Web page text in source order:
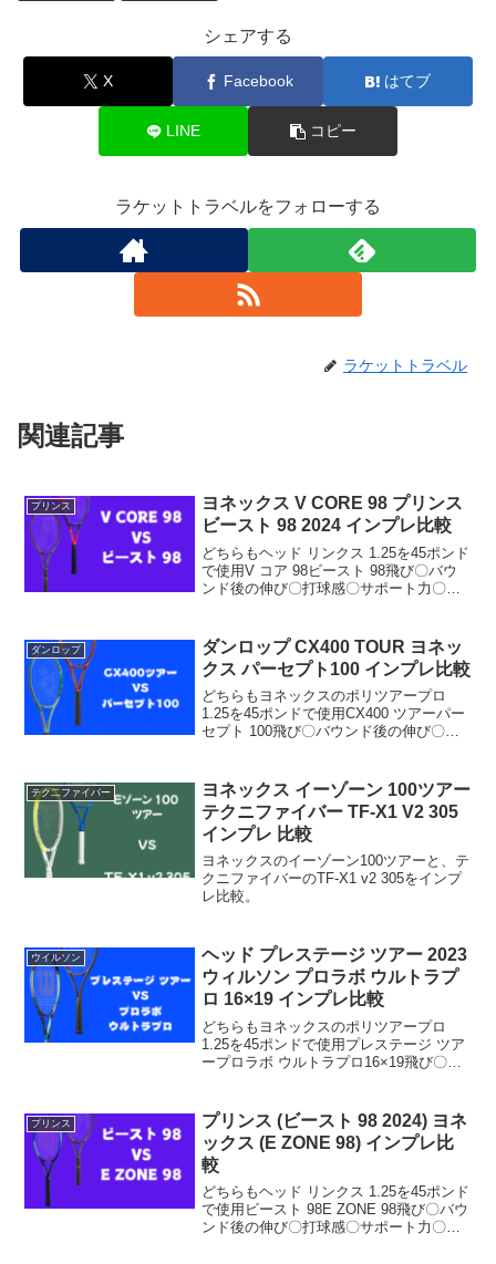
シェアする
X Facebook はてブ
LINE コピー
ラケットトラベルをフォローする
ラケットトラベル
関連記事
プリンス
ヨネックス V CORE 98 プリンス
ビースト 98 2024 インプレ比較
どちらもヘッド リンクス 1.25を45ポンド
で使用V コア 98ビースト 98飛び〇バウ
ンド後の伸び〇打球感〇サポート力〇面
スイートエリアが広いをとても広く感
じ、オ...
ダンロップ
ダンロップ CX400 TOUR ヨネッ
クス パーセプト100 インプレ比較
どちらもヨネックスのポリツアープロ
1.25を45ポンドで使用CX400 ツアーパー
セプト 100飛び〇バウンド後の伸び〇打
CX400ツアーが良かった点飛びが良くス
イート...
テク二ファイバー
ヨネックス イーゾーン 100ツアー
テクニファイバー TF-X1 V2 305
インプレ 比較
ヨネックスのイーゾーン100ツアーと、テ
クニファイバーのTF-X1 v2 305をインプ
レ比較。
ウイルソン
ヘッド プレステージ ツアー 2023
ウィルソン プロラボ ウルトラプ
ロ 16×19 インプレ比較
どちらもヨネックスのポリツアープロ
1.25を45ポンドで使用プレステージ ツア
ープロラボ ウルトラプロ16×19飛び〇バ
ル〇総合〇比較してプレステージツアー
が良かった点...
プリンス
プリンス (ビースト 98 2024) ヨネ
ックス (E ZONE 98) インプレ比
較
どちらもヘッド リンクス 1.25を45ポンド
で使用ビースト 98E ZONE 98飛び〇バウ
ンド後の伸び〇打球感〇サポート力〇面